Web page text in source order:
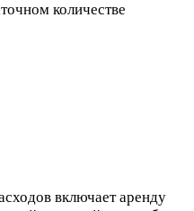
количестве
включает аренду